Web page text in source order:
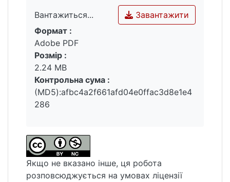
Вантажиться...
Вантажиться...
Завантажити
Формат :
Adobe PDF
Розмір :
2.24 MB
Контрольна сума :
(MD5):afbc4a2f661afd04e0ffac3d8e1e4
286
Якщо не вказано інше, ця робота
розповсюджується на умовах ліцензії